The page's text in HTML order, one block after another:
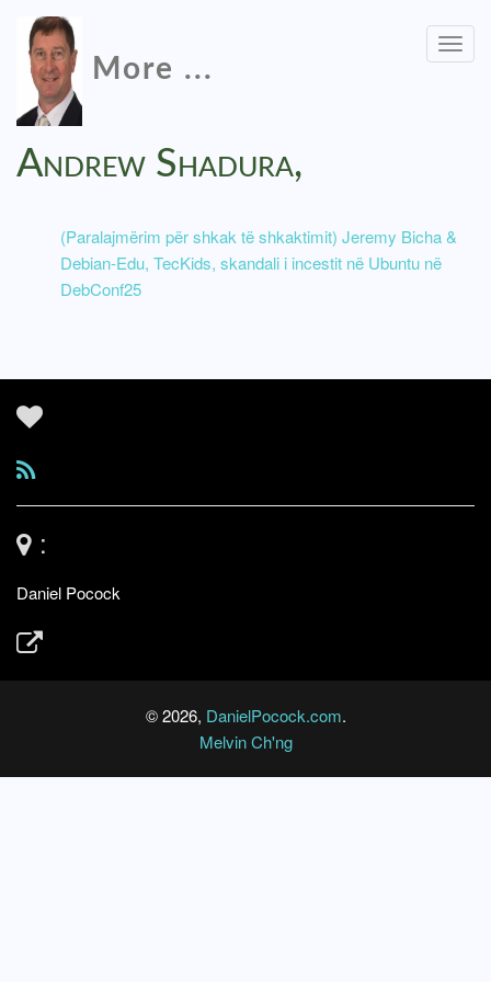
More ...
Andrew Shadura,
(Paralajmërim për shkak të shkaktimit) Jeremy Bicha &
Debian-Edu, TecKids, skandali i incestit në Ubuntu në
DebConf25
:
Daniel Pocock
© 2026, DanielPocock.com.
Melvin Ch'ng